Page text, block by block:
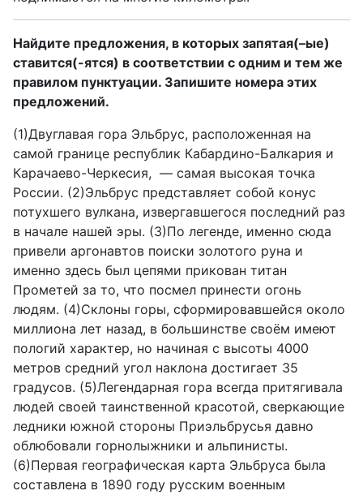
Найдите предложения, в которых запятая(–ые)
ставится(-ятся) в соответствии с одним и тем же
правилом пунктуации. Запишите номера этих
предложений.
(1)Двуглавая гора Эльбрус, расположенная на
самой границе республик Кабардино-Балкария и
Карачаево-Черкесия, — самая высокая точка
России. (2)Эльбрус представляет собой конус
потухшего вулкана, извергавшегося последний раз
в начале нашей эры. (3)По легенде, именно сюда
привели аргонавтов поиски золотого руна и
именно здесь был цепями прикован титан
Прометей за то, что посмел принести огонь
людям. (4)Склоны горы, сформировавшейся около
миллиона лет назад, в большинстве своём имеют
пологий характер, но начиная с высоты 4000
метров средний угол наклона достигает 35
градусов. (5)Легендарная гора всегда притягивала
людей своей таинственной красотой, сверкающие
ледники южной стороны Приэльбрусья давно
облюбовали горнолыжники и альпинисты.
(6)Первая географическая карта Эльбруса была
составлена в 1890 году русским военным